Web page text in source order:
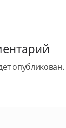
опубликован.